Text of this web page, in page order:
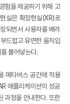
험을 제공하기 위해 고
실은 확장현실(XR)로
되면서 사용자를 배려
드럽고 유연한 움직임
불어넣는다.
메타버스 공간에 적용
애플리케이션의 성공
과정을 안내한다. 또한